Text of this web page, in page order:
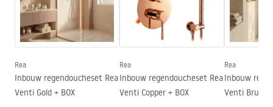
Breedte
450mm
Hoogte
230mm
Diepte
90mm
Garantie
Rea
Inbouw regendoucheset Rea
Venti Gold + BOX
Rea
Inbouw regendoucheset Rea
Venti Copper + BOX
Rea
Inbouw